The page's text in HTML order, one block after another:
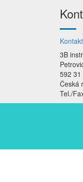
3B
592 31
Česká
Tel./